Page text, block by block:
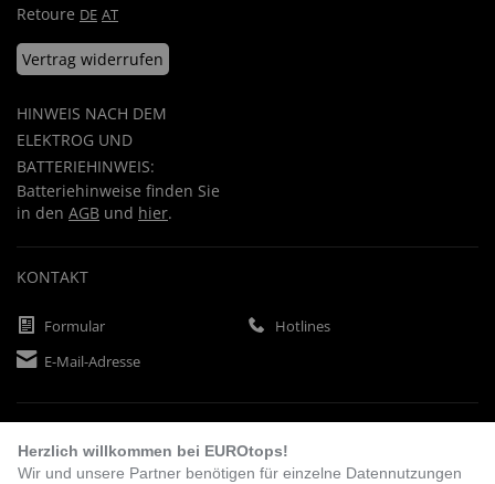
Retoure DE AT
Vertrag widerrufen
HINWEIS NACH DEM
ELEKTROG UND
BATTERIEHINWEIS:
Batteriehinweise finden Sie
in den AGB und hier.
KONTAKT
Formular
Hotlines
E-Mail-Adresse
Herzlich willkommen bei EUROtops!
Wir und unsere Partner benötigen für einzelne Datennutzungen